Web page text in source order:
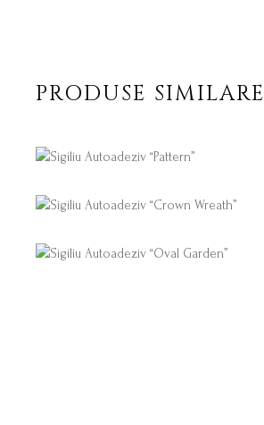
PRODUSE SIMILARE